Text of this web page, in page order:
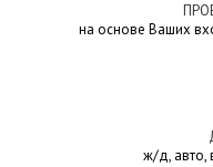
на основе Ваших
ж/д, авто,